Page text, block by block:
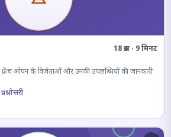
18 प्रश्न · 9 मिनट
ओपन के विजेताओं और उनकी उपलब्धियों की जानकारी